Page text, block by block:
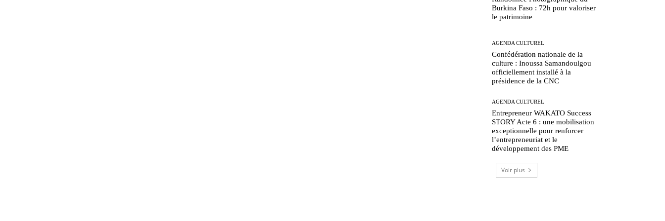
Burkina Faso : 72h pour valoriser
le patrimoine
AGENDA CULTUREL
Confédération nationale de la
culture : Inoussa Samandoulgou
officiellement installé à la
présidence de la CNC
AGENDA CULTUREL
Entrepreneur WAKATO Success
STORY Acte 6 : une mobilisation
exceptionnelle pour renforcer
l’entrepreneuriat et le
développement des PME
Voir plus